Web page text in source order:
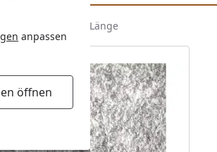
anpassen
öffnen
5 m Länge